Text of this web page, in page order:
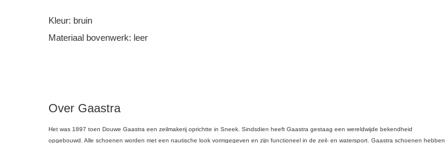
Kleur: bruin
Materiaal bovenwerk: leer
Over Gaastra
Het was 1897 toen Douwe Gaastra een zeilmakerij oprichtte in Sneek. Sindsdien heeft Gaastra gestaag een wereldwijde bekendheid
opgebouwd. Alle schoenen worden met een nautische look vormgegeven en zijn functioneel in de zeil- en watersport. Gaastra schoenen hebben